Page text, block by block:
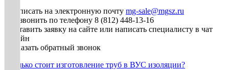
• Написать на электронную почту mg-sale@mgsz.ru
• Позвонить по телефону 8 (812) 448-13-16
• Оставить заявку на сайте или написать специалисту в чат
онлайн
• Заказать обратный звонок
Сколько стоит изготовление труб в ВУС изоляции?